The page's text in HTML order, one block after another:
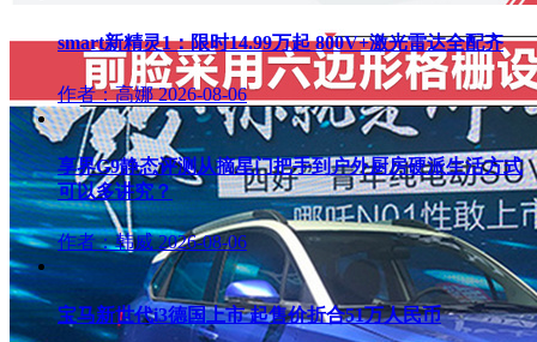
smart新精灵1：限时14.99万起 800V+激光雷达全配齐
作者：高娜 2026-08-06
享界G9静态评测从摘星门把手到户外厨房硬派生活方式
可以多讲究？
作者：韩威 2026-08-06
宝马新世代i3德国上市 起售价折合51万人民币